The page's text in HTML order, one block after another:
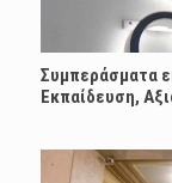
Συμπεράσματα
Εκπαίδευση,